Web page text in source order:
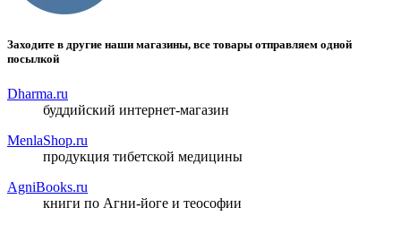
Заходите в другие наши магазины, все товары отправляем одной
посылкой
Dharma.ru
буддийский интернет-магазин
MenlaShop.ru
продукция тибетской медицины
AgniBooks.ru
книги по Агни-йоге и теософии